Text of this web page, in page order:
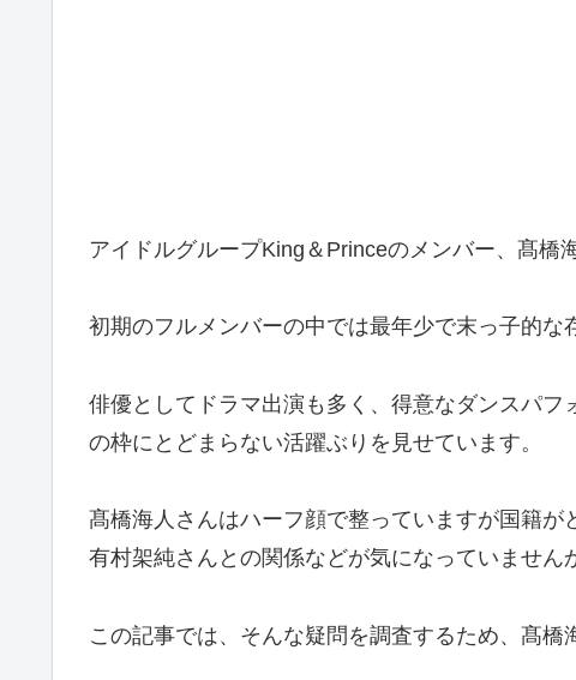
アイドルグループKing＆Princeのメンバー、髙橋
初期のフルメンバーの中では最年少で末っ子的な
俳優としてドラマ出演も多く、得意なダンスパ
の枠にとどまらない活躍ぶりを見せています。
髙橋海人さんはハーフ顔で整っていますが国籍
有村架純さんとの関係などが気になっていません
この記事では、そんな疑問を調査するため、髙橋